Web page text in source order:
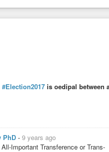
#Election2017 is oedipal between
PhD - 9 years ago
Important Transference or Trans-